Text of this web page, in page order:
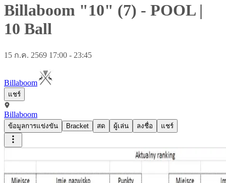
Billaboom "10" (7) - POOL|
10 Ball
15 ก.ค. 2569 17:00 - 23:45
Billaboom
แชร์
Billaboom
ข้อมูลการแข่งขัน Bracket สด ผู้เล่น ลงชื่อ แชร์